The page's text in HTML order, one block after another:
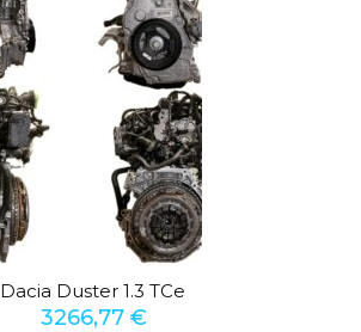
Dacia Duster 1.3 TCe
3266,77 €